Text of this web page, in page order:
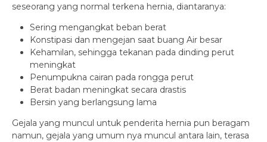
seseorang yang normal terkena hernia, diantaranya:
Sering mengangkat beban berat
Konstipasi dan mengejan saat buang Air besar
Kehamilan, sehingga tekanan pada dinding perut
meningkat
Penumpukna cairan pada rongga perut
Berat badan meningkat secara drastis
Bersin yang berlangsung lama
Gejala yang muncul untuk penderita hernia pun beragam
namun, gejala yang umum nya muncul antara lain, terasa